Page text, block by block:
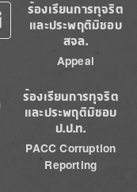
ร้องเรียนการทุจริต
และประพฤติมิชอบ
สจล.
Appeal
ร้องเรียนการทุจริต
และประพฤติมิชอบ
ป.ป.ท.
PACC Corruption
Reporting